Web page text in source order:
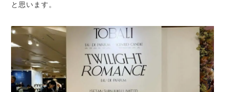
と思います。